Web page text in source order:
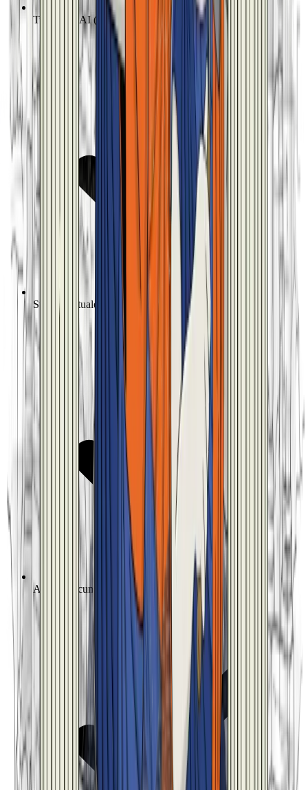
Tutti i Bot AI (incluso Generale)
Studio Virtuale personalizzato
Analisi documenti